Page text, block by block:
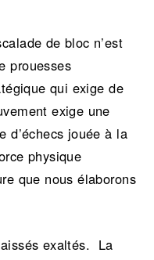
de bloc n’est
prouesses
qui exige de
exige une
jouée à la
physique
que nous élaborons
exaltés. La